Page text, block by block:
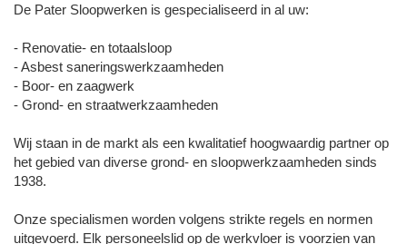
De Pater Sloopwerken is gespecialiseerd in al uw:
- Renovatie- en totaalsloop
- Asbest saneringswerkzaamheden
- Boor- en zaagwerk
- Grond- en straatwerkzaamheden
Wij staan in de markt als een kwalitatief hoogwaardig partner op
het gebied van diverse grond- en sloopwerkzaamheden sinds
1938.
Onze specialismen worden volgens strikte regels en normen
uitgevoerd. Elk personeelslid op de werkvloer is voorzien van